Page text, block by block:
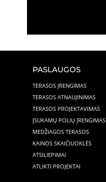
PASLAUGOS
TERASOS ĮRENGIMAS
TERASOS ATNAUJINIMAS
TERASOS PROJEKTAVIMAS
ĮSUKAMŲ POLIŲ ĮRENGIMAS
MEDŽIAGOS TERASOS
KAINOS SKAIČIUOKLĖS
ATSILIEPIMAI
ATLIKTI PROJEKTAI